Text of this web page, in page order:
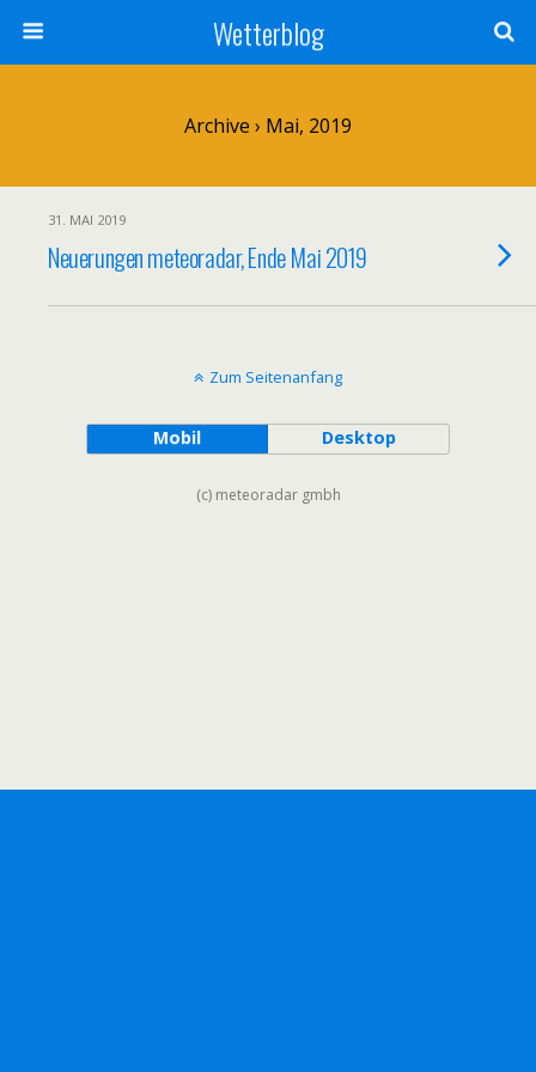
Wetterblog
Archive › Mai, 2019
31. MAI 2019
Neuerungen meteoradar, Ende Mai 2019
Zum Seitenanfang
Mobil Desktop
(c) meteoradar gmbh